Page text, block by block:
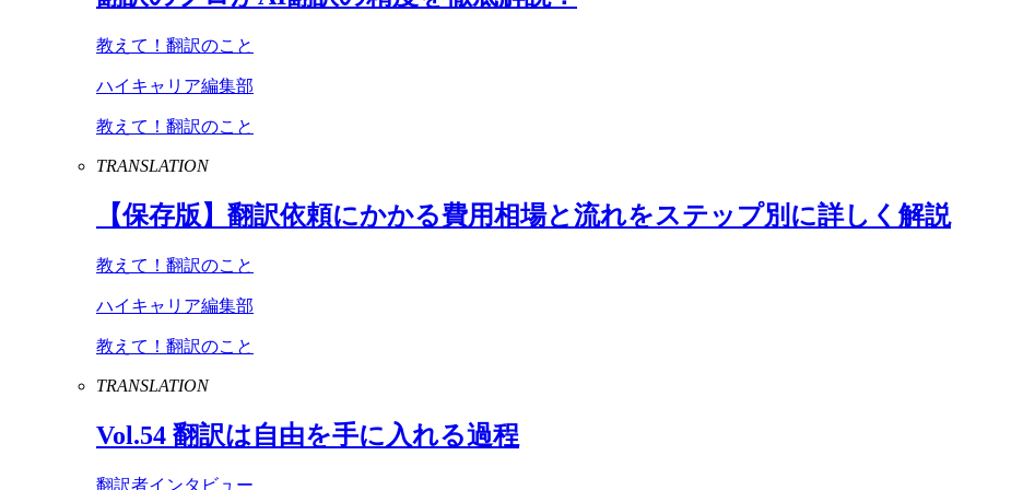
教えて！翻訳のこと
ハイキャリア編集部
教えて！翻訳のこと
TRANSLATION
【保存版】翻訳依頼にかかる費用相場と流れをステップ別に詳しく解説
教えて！翻訳のこと
ハイキャリア編集部
教えて！翻訳のこと
TRANSLATION
Vol.54 翻訳は自由を手に入れる過程
翻訳者インタビュー